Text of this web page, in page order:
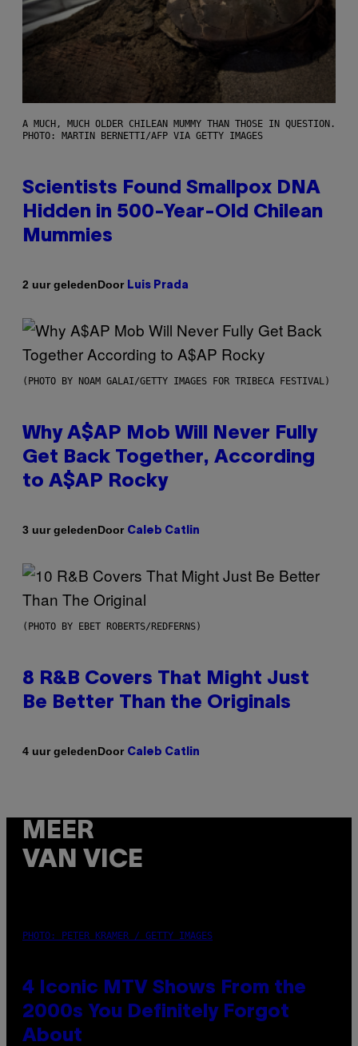
A MUCH, MUCH OLDER CHILEAN MUMMY THAN THOSE IN QUESTION.
PHOTO: MARTIN BERNETTI/AFP VIA GETTY IMAGES
Scientists Found Smallpox DNA
Hidden in 500-Year-Old Chilean
Mummies
2 uur geledenDoor Luis Prada
(PHOTO BY NOAM GALAI/GETTY IMAGES FOR TRIBECA FESTIVAL)
Why A$AP Mob Will Never Fully
Get Back Together, According
to A$AP Rocky
3 uur geledenDoor Caleb Catlin
(PHOTO BY EBET ROBERTS/REDFERNS)
8 R&B Covers That Might Just
Be Better Than the Originals
4 uur geledenDoor Caleb Catlin
MEER
VAN VICE
PHOTO: PETER KRAMER / GETTY IMAGES
4 Iconic MTV Shows From the
2000s You Definitely Forgot
About